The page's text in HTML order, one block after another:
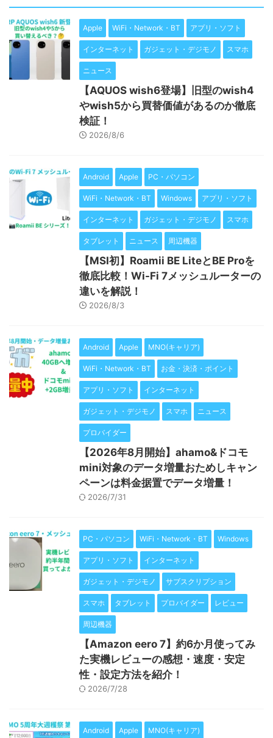
Apple WiFi・Network・BT アプリ・ソフト
インターネット ガジェット・デジモノ スマホ
ニュース
【AQUOS wish6登場】旧型のwish4
やwish5から買替価値があるのか徹底
検証！
2026/8/6
Android Apple PC・パソコン
WiFi・Network・BT Windows アプリ・ソフト
インターネット ガジェット・デジモノ スマホ
タブレット ニュース 周辺機器
【MSI初】Roamii BE LiteとBE Proを
徹底比較！Wi-Fi 7メッシュルーターの
違いを解説！
2026/8/3
Android Apple MNO(キャリア)
WiFi・Network・BT お金・決済・ポイント
アプリ・ソフト インターネット
ガジェット・デジモノ スマホ ニュース
プロバイダー
【2026年8月開始】ahamo&ドコモ
mini対象のデータ増量おためしキャン
ペーンは料金据置でデータ増量！
2026/7/31
PC・パソコン WiFi・Network・BT Windows
アプリ・ソフト インターネット
ガジェット・デジモノ サブスクリプション
スマホ タブレット プロバイダー レビュー
周辺機器
【Amazon eero 7】約6か月使ってみ
た実機レビューの感想・速度・安定
性・設定方法を紹介！
2026/7/28
Android Apple MNO(キャリア)